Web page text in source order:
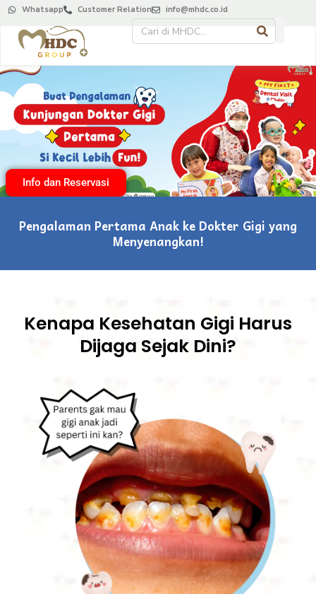
Whatsapp Customer Relation info@mhdc.co.id
Info dan Reservasi
Pengalaman Pertama Anak ke Dokter Gigi yang
Menyenangkan!
Kenapa Kesehatan Gigi Harus
Dijaga Sejak Dini?